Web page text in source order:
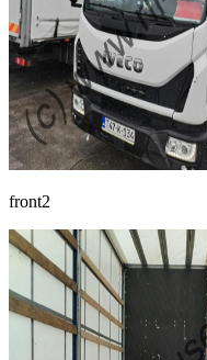
front2